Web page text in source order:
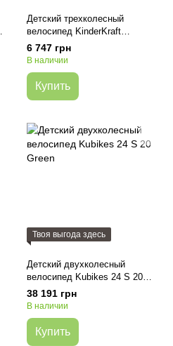
Детский трехколесный
велосипед KinderKraft
Easytwist Black
(KREASY00BLK0000)
6 747 грн
В наличии
Купить
Твоя выгода здесь
Детский двухколесный
велосипед Kubikes 24 S 20
Green
38 191 грн
В наличии
Купить